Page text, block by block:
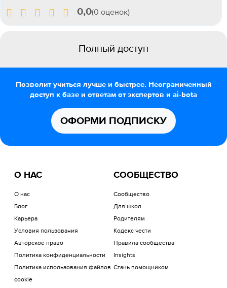
0,0(0 оценок)
Полный доступ
Позволит учиться лучше и быстрее. Неограниченный
доступ к базе и ответам от экспертов и ai-bota
ОФОРМИ ПОДПИСКУ
О НАС
О нас
Блог
Карьера
Условия пользования
Авторское право
Политика конфиденциальности
Политика использования файлов
cookie
СООБЩЕСТВО
Сообщество
Для школ
Родителям
Кодекс чести
Правила сообщества
Insights
Стань помощником